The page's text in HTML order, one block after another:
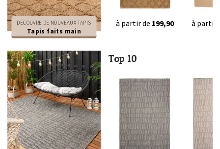
DÉCOUVRE DE NOUVEAUX TAPIS
Tapis faits main
à partir de 199,90 à partir
Top 10